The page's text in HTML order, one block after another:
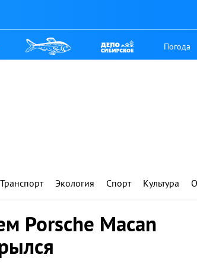
Погода
Транспорт Экология Спорт Культура
Porsche Macan